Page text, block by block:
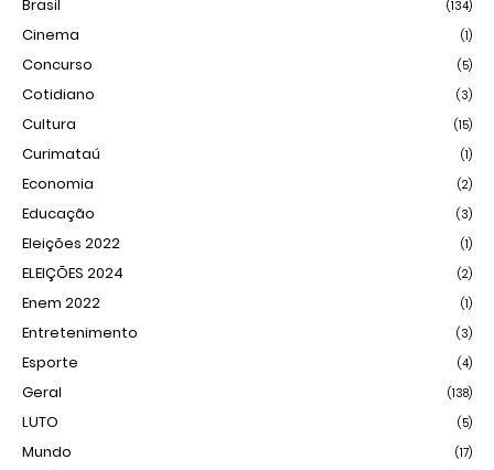
Brasil (134)
Cinema (1)
Concurso (5)
Cotidiano (3)
Cultura (15)
Curimataú (1)
Economia (2)
Educação (3)
Eleições 2022 (1)
ELEIÇÕES 2024 (2)
Enem 2022 (1)
Entretenimento (3)
Esporte (4)
Geral (138)
LUTO (5)
Mundo (17)